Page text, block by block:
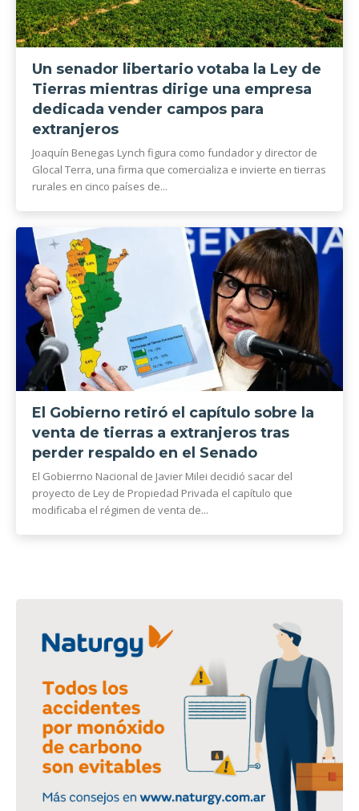
Un senador libertario votaba la Ley de
Tierras mientras dirige una empresa
dedicada vender campos para
extranjeros
Joaquín Benegas Lynch figura como fundador y director de
Glocal Terra, una firma que comercializa e invierte en tierras
rurales en cinco países de...
El Gobierno retiró el capítulo sobre la
venta de tierras a extranjeros tras
perder respaldo en el Senado
El Gobierrno Nacional de Javier Milei decidió sacar del
proyecto de Ley de Propiedad Privada el capítulo que
modificaba el régimen de venta de...